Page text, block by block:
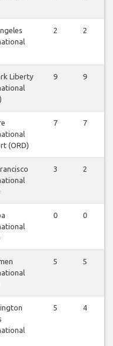
2 2
Liberty
9 9
(ORD)
7 7
3 2
0 0
5 5
5 4